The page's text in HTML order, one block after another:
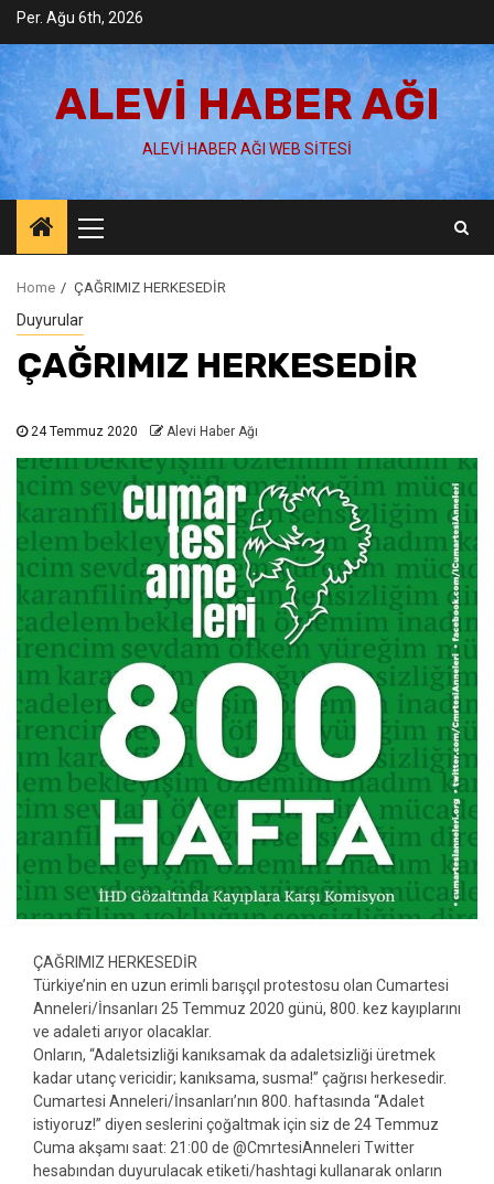
Skip
content
Per. Ağu 6th, 2026
ALEVI HABER AĞI
ALEVI HABER AĞI WEB SITESI
Menu
Home ÇAĞRIMIZ HERKESEDİR
Duyurular
ÇAĞRIMIZ HERKESEDİR
24 Temmuz 2020 Alevi Haber Ağı
ÇAĞRIMIZ HERKESEDİR
Türkiye’nin en uzun erimli barışçıl protestosu olan Cumartesi
Anneleri/İnsanları 25 Temmuz 2020 günü, 800. kez kayıplarını
ve adaleti arıyor olacaklar.
Onların, “Adaletsizliği kanıksamak da adaletsizliği üretmek
kadar utanç vericidir; kanıksama, susma!” çağrısı herkesedir.
Cumartesi Anneleri/İnsanları’nın 800. haftasında “Adalet
istiyoruz!” diyen seslerini çoğaltmak için siz de 24 Temmuz
Cuma akşamı saat: 21:00 de @CmrtesiAnneleri Twitter
hesabından duyurulacak etiketi/hashtagi kullanarak onların